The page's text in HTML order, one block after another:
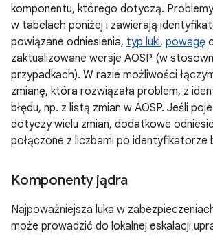
komponentu, którego dotyczą.
w tabelach poniżej i zawierają
powiązane odniesienia, typ luki, powagę
zaktualizowane wersje AOSP (w
przypadkach). W razie możliwości
zmianę, która rozwiązała problem, z
błędu, np. z listą zmian w AOSP. Jeśli
dotyczy wielu zmian, dodatkowe
połączone z liczbami po identyfikatorze
Komponenty jądra
Najpoważniejsza luka w
może prowadzić do lokalnej eskalacji